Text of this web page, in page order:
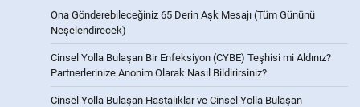
Ona Gönderebileceğiniz 65 Derin Aşk Mesajı (Tüm Gününü
Neşelendirecek)
Cinsel Yolla Bulaşan Bir Enfeksiyon (CYBE) Teşhisi mi Aldınız?
Partnerlerinize Anonim Olarak Nasıl Bildirirsiniz?
Cinsel Yolla Bulaşan Hastalıklar ve Cinsel Yolla Bulaşan